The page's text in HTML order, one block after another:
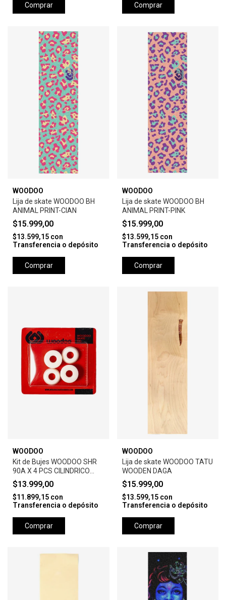
Comprar Comprar
WOODOO
Lija de skate WOODOO BH
ANIMAL PRINT-CIAN
$15.999,00
$13.599,15 con
Transferencia o depósito
Comprar
WOODOO
Lija de skate WOODOO BH
ANIMAL PRINT-PINK
$15.999,00
$13.599,15 con
Transferencia o depósito
Comprar
WOODOO
Kit de Bujes WOODOO SHR
90A X 4 PCS CILINDRICO
BLISTER -WHITE
$13.999,00
$11.899,15 con
Transferencia o depósito
Comprar
WOODOO
Lija de skate WOODOO TATU
WOODEN DAGA
$15.999,00
$13.599,15 con
Transferencia o depósito
Comprar